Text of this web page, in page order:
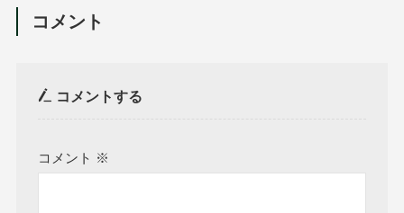
コメント
コメントする
コメント ※